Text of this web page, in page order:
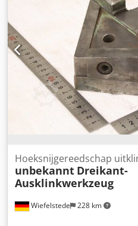
Wiefelstede 228 km
Hoeksnijgereedschap
unbekannt Dreikant-
Ausklinkwerkzeug